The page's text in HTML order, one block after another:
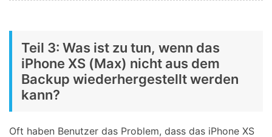
Teil 3: Was ist zu tun, wenn das
iPhone XS (Max) nicht aus dem
Backup wiederhergestellt werden
kann?
Oft haben Benutzer das Problem, dass das iPhone XS